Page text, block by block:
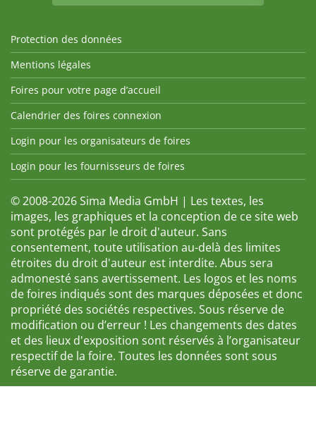
Protection des données
Mentions légales
Foires pour votre page d’accueil
Calendrier des foires connexion
Login pour les organisateurs de foires
Login pour les fournisseurs de foires
© 2008-2026 Sima Media GmbH | Les textes, les
images, les graphiques et la conception de ce site web
sont protégés par le droit d'auteur. Sans
consentement, toute utilisation au-delà des limites
étroites du droit d'auteur est interdite. Abus sera
admonesté sans avertissement. Les logos et les noms
de foires indiqués sont des marques déposées et donc
propriété des sociétés respectives. Sous réserve de
modification ou d’erreur ! Les changements des dates
et des lieux d'exposition sont réservés à l’organisateur
respectif de la foire. Toutes les données sont sous
réserve de garantie.